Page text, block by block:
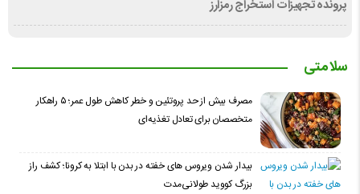
پرونده تجهیزات استخراج رمزارز
سلامتی
مصرف بیش از حد پروتئین و خطر کاهش طول عمر؛ ۵ راهکار
متخصصان برای تعادل تغذیه‌ای
بیدار شدن ویروس‌ های خفته در بدن با ابتلا به کرونا؛ کشف راز
بزرگ کووید طولانی‌مدت